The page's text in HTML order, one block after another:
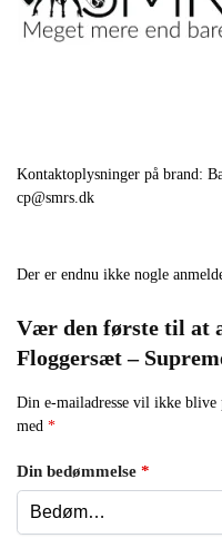
Kontaktoplysninger på brand:
cp@smrs.dk
Der er endnu ikke nogle
Vær den første til at
Floggersæt –
Din e-mailadresse vil ikke blive
med *
Din bedømmelse *